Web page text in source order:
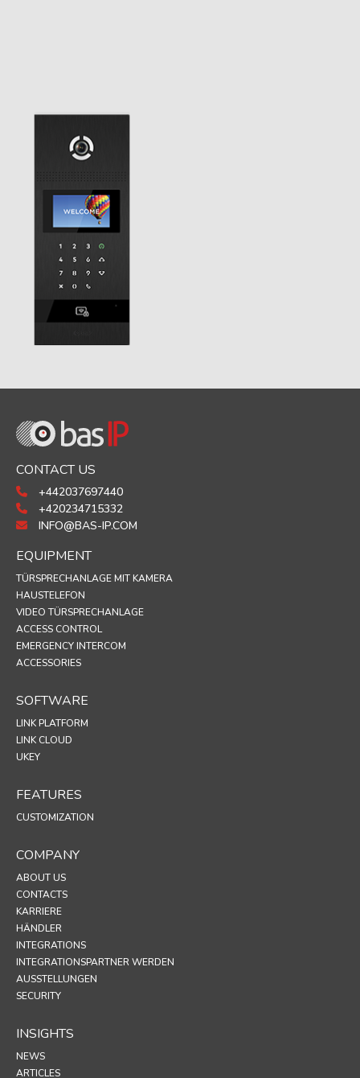
CONTACT US
+442037697440
+420234715332
INFO@BAS-IP.COM
EQUIPMENT
TÜRSPRECHANLAGE MIT KAMERA
HAUSTELEFON
VIDEO TÜRSPRECHANLAGE
ACCESS CONTROL
EMERGENCY INTERCOM
ACCESSORIES
SOFTWARE
LINK PLATFORM
LINK CLOUD
UKEY
FEATURES
CUSTOMIZATION
COMPANY
ABOUT US
CONTACTS
KARRIERE
HÄNDLER
INTEGRATIONS
INTEGRATIONSPARTNER WERDEN
AUSSTELLUNGEN
SECURITY
INSIGHTS
NEWS
ARTICLES